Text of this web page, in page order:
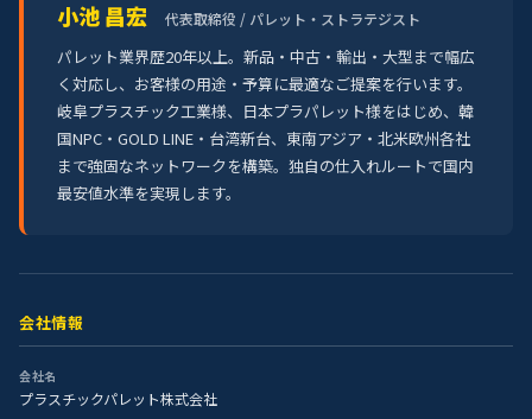
小池 昌宏 代表取締役 / パレット・ストラテジスト
パレット業界歴20年以上。新品・中古・輸出・大型まで幅広
く対応し、お客様の用途・予算に最適なご提案を行います。
岐阜プラスチック工業様、日本プラパレット様をはじめ、韓
国NPC・GOLD LINE・台湾新台、東南アジア・北米欧州各社
まで強固なネットワークを構築。独自の仕入れルートで国内
最安値水準を実現します。
会社情報
会社名
プラスチックパレット株式会社